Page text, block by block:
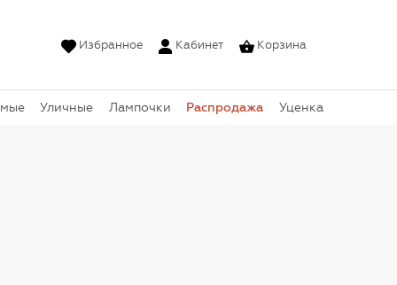
Избранное Кабинет Корзина
Уличные Лампочки Распродажа Уценка